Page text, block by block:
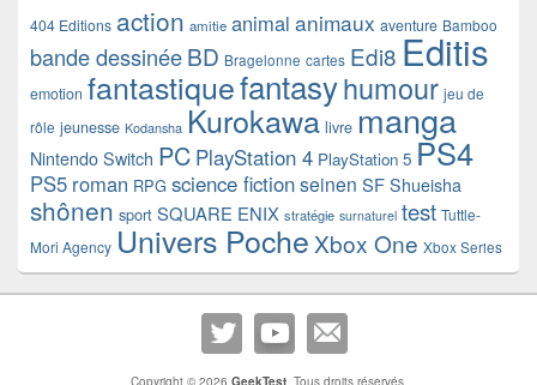
404 Editions action amitie animal animaux aventure Bamboo
bande dessinéeBD Bragelonne cartes Edi8 Editis
emotion fantastiquefantasyhumour jeu de
rôle jeunesse Kodansha Kurokawa livre manga
Nintendo Switch PC PlayStation 4 PlayStation 5 PS4
PS5 roman RPG science fictionseinen SF Shueisha
shônen sport SQUARE ENIX stratégie surnaturel test Tuttle-
Mori Agency Univers Poche Xbox One Xbox Series
Copyright © 2026 GeekTest. Tous droits réservés.